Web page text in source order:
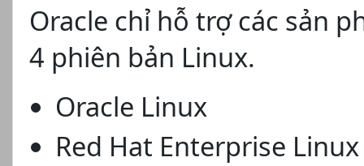
Oracle chỉ hỗ trợ các sản
4 phiên bản Linux.
Oracle Linux
Red Hat Enterprise Linux